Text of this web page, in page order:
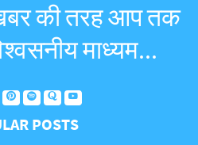
की तरह आप तक
माध्यम...
POSTS